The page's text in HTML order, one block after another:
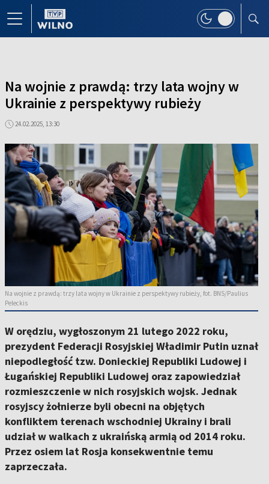
Na wojnie z prawdą: trzy lata wojny w
Ukrainie z perspektywy rubieży
24.02.2025, 13:30
Na wojnie z prawdą: trzy lata wojny w Ukrainie z perspektywy rubieży, fot. BNS/Paulius
Peleckis
W orędziu, wygłoszonym 21 lutego 2022 roku,
prezydent Federacji Rosyjskiej Władimir Putin uznał
niepodległość tzw. Donieckiej Republiki Ludowej i
Ługańskiej Republiki Ludowej oraz zapowiedział
rozmieszczenie w nich rosyjskich wojsk. Jednak
rosyjscy żołnierze byli obecni na objętych
konfliktem terenach wschodniej Ukrainy i brali
udział w walkach z ukraińską armią od 2014 roku.
Przez osiem lat Rosja konsekwentnie temu
zaprzeczała.